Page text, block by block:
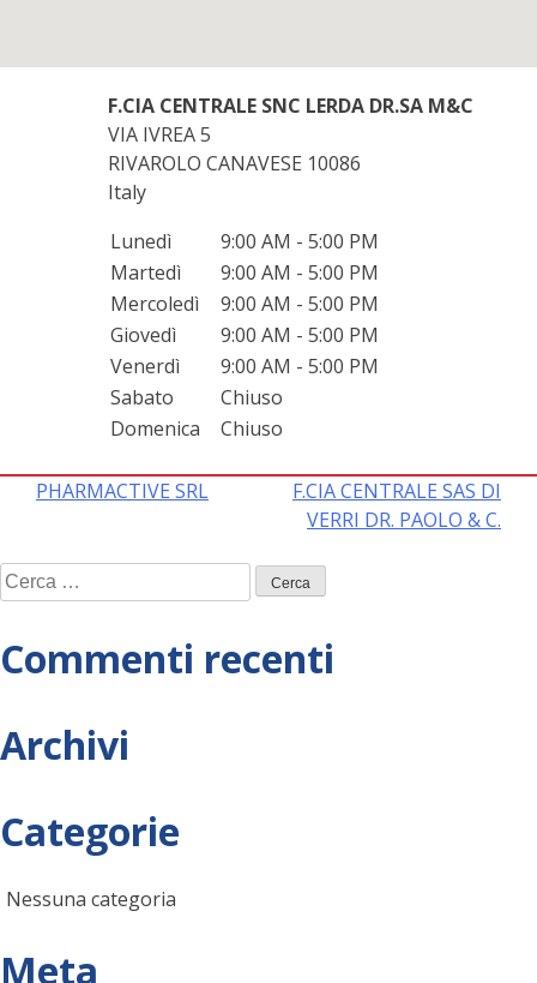
F.CIA CENTRALE SNC LERDA DR.SA M&C
VIA IVREA 5
RIVAROLO CANAVESE 10086
Italy
Lunedì
9:00 AM - 5:00 PM
Martedì
9:00 AM - 5:00 PM
Mercoledì
9:00 AM - 5:00 PM
Giovedì
9:00 AM - 5:00 PM
Venerdì
9:00 AM - 5:00 PM
Sabato
Chiuso
Domenica
Chiuso
Navigazione
articoli
PHARMACTIVE SRL
F.CIA CENTRALE SAS DI
VERRI DR. PAOLO & C.
Ricerca
per:
Commenti recenti
Archivi
Categorie
Nessuna categoria
Meta